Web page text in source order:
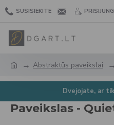
SUSISIEKITE
Abstraktūs paveikslai
Dvejojate, ar
Paveikslas -